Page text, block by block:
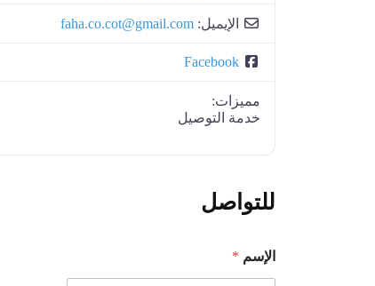
الإيميل: faha.co.cot@gmail.com
Facebook
مميزات:
خدمة التوصيل
للتواصل
الإسم *